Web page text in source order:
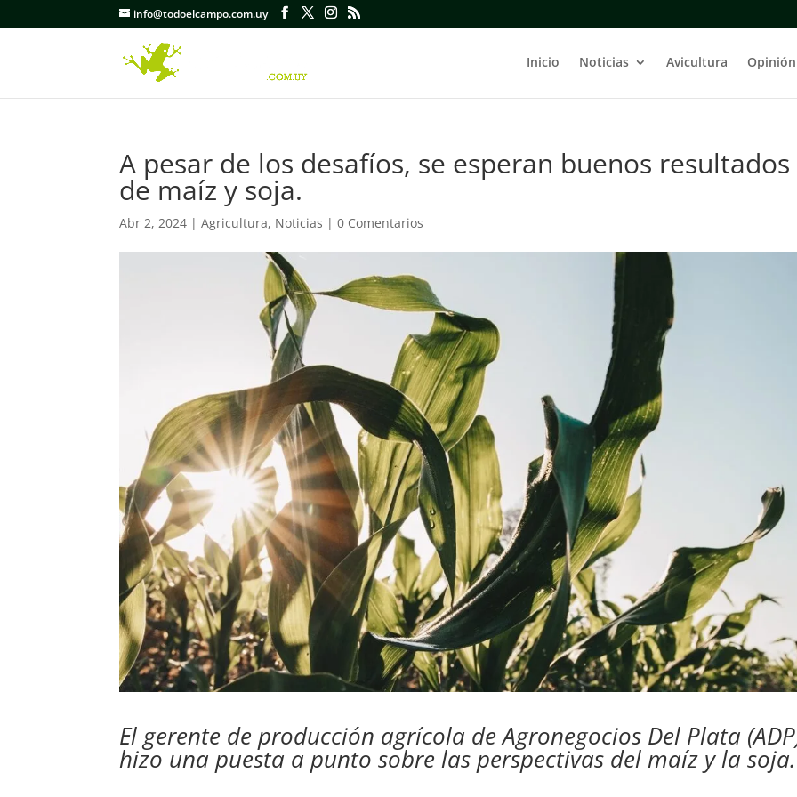
info@todoelcampo.com.uy
Inicio Noticias Avicultura Opinión
A pesar de los desafíos, se esperan buenos resultados
de maíz y soja.
Abr 2, 2024 |Agricultura, Noticias |0 Comentarios
El gerente de producción agrícola de Agronegocios Del Plata
hizo una puesta a punto sobre las perspectivas del maíz y la soja.